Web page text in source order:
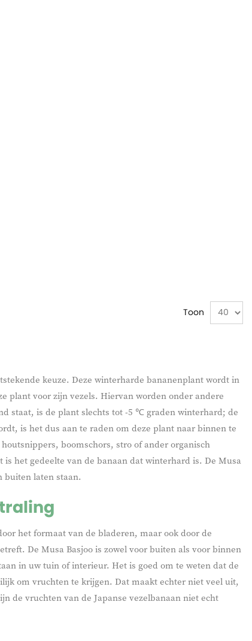
Toon
keuze. Deze winterharde bananenplant wordt in
plant voor zijn vezels. Hiervan worden onder andere
staat, is de plant slechts tot -5 ℃ graden winterhard; de
is het dus aan te raden om deze plant naar binnen te
boomschors, stro of ander organisch
het gedeelte van de banaan dat winterhard is. De Musa
buiten laten staan.
het formaat van de bladeren, maar ook door de
De Musa Basjoo is zowel voor buiten als voor binnen
in uw tuin of interieur. Het is goed om te weten dat de
om vruchten te krijgen. Dat maakt echter niet veel uit,
de vruchten van de Japanse vezelbanaan niet echt